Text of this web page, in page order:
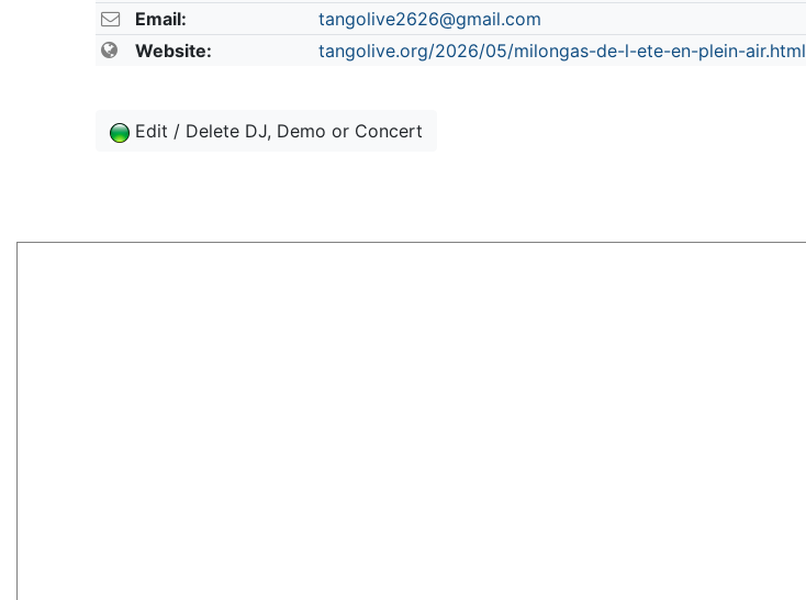
Email:
tangolive2626@gmail.com
Website:
tangolive.org/2026/05/milongas-de-l-ete-en-plein-air.html
Edit / Delete DJ, Demo or Concert